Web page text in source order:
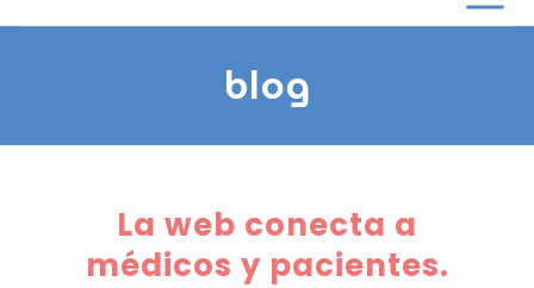
blog
La web conecta a
médicos y pacientes.